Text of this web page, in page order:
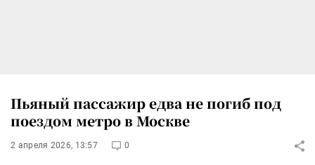
Пьяный пассажир едва не погиб под
поездом метро в Москве
2 апреля 2026, 13:57 0